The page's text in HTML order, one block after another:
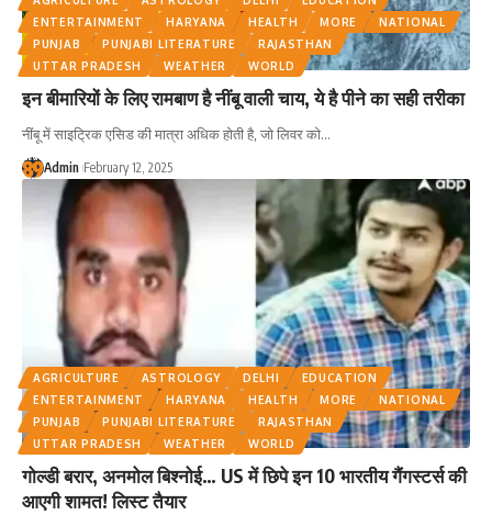
ENTERTAINMENT
HARYANA HEALTH MORE
NATIONAL
PUNJAB
PUNJABI LITERATURE
RAJASTHAN
UTTAR PRADESH
WEATHER WORLD
इन बीमारियों के लिए रामबाण है नींबू वाली चाय, ये है पीने का सही तरीका
नींबू में साइट्रिक एसिड की मात्रा अधिक होती है, जो लिवर को…
Admin February 12, 2025
AGRICULTURE ASTROLOGY DELHI
EDUCATION
ENTERTAINMENT
HARYANA HEALTH MORE
NATIONAL
PUNJAB
PUNJABI LITERATURE
RAJASTHAN
UTTAR PRADESH
WEATHER WORLD
गोल्डी बरार, अनमोल बिश्नोई… US में छिपे इन 10 भारतीय गैंगस्टर्स की
आएगी शामत! लिस्ट तैयार